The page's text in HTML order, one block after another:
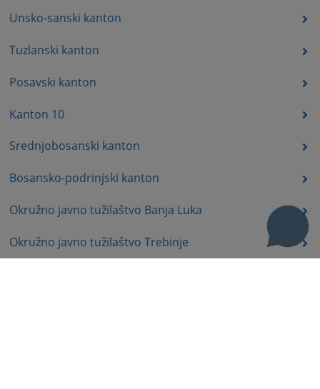
Unsko-sanski kanton
Tuzlanski kanton
Posavski kanton
Kanton 10
Srednjobosanski kanton
Bosansko-podrinjski kanton
Okružno javno tužilaštvo Banja Luka
Okružno javno tužilaštvo Trebinje